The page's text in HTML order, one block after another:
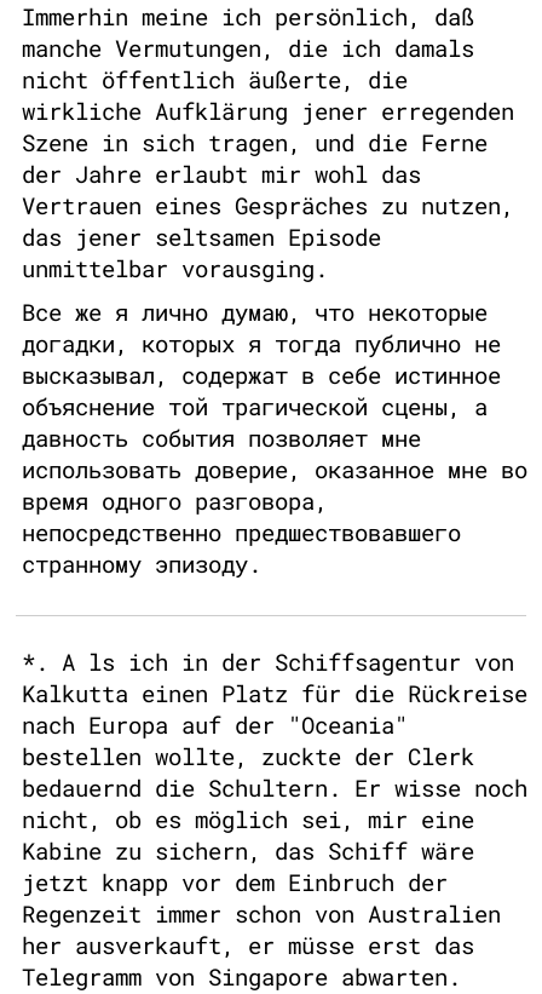
Immerhin meine ich persönlich, daß
manche Vermutungen, die ich damals
nicht öffentlich äußerte, die
wirkliche Aufklärung jener erregenden
Szene in sich tragen, und die Ferne
der Jahre erlaubt mir wohl das
Vertrauen eines Gespräches zu nutzen,
das jener seltsamen Episode
unmittelbar vorausging.
Все же я лично думаю, что некоторые
догадки, которых я тогда публично не
высказывал, содержат в себе истинное
объяснение той трагической сцены, а
давность события позволяет мне
использовать доверие, оказанное мне во
время одного разговора,
непосредственно предшествовавшего
странному эпизоду.
*. A ls ich in der Schiffsagentur von
Kalkutta einen Platz für die Rückreise
nach Europa auf der "Oceania"
bestellen wollte, zuckte der Clerk
bedauernd die Schultern. Er wisse noch
nicht, ob es möglich sei, mir eine
Kabine zu sichern, das Schiff wäre
jetzt knapp vor dem Einbruch der
Regenzeit immer schon von Australien
her ausverkauft, er müsse erst das
Telegramm von Singapore abwarten.